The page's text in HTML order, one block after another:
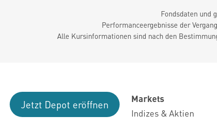
Fondsdaten und
Performanceergebnisse der
Alle Kursinformationen sind nach den
Jetzt Depot eröffnen
Markets
Indizes & Aktien